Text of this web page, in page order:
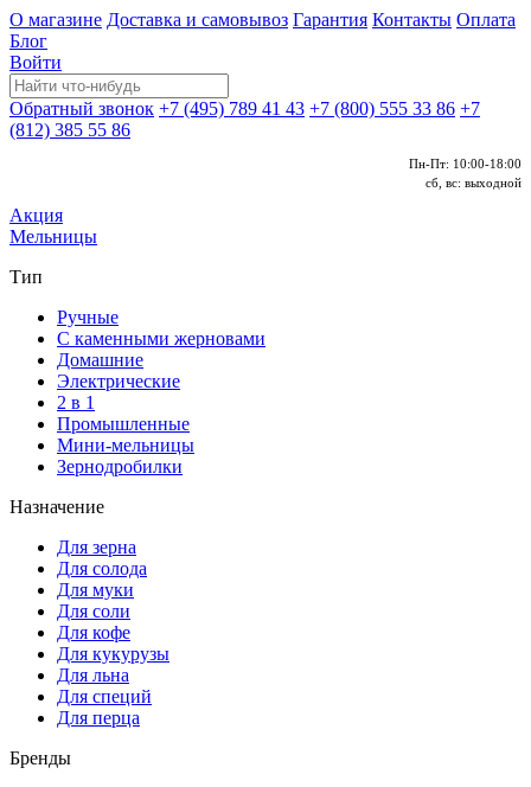
О магазине Доставка и самовывоз Гарантия Контакты Оплата
Блог
Войти
Обратный звонок +7 (495) 789 41 43 +7 (800) 555 33 86 +7
(812) 385 55 86
Пн-Пт: 10:00-18:00
сб, вс: выходной
Акция
Мельницы
Тип
Ручные
С каменными жерновами
Домашние
Электрические
2 в 1
Промышленные
Мини-мельницы
Зернодробилки
Назначение
Для зерна
Для солода
Для муки
Для соли
Для кофе
Для кукурузы
Для льна
Для специй
Для перца
Бренды